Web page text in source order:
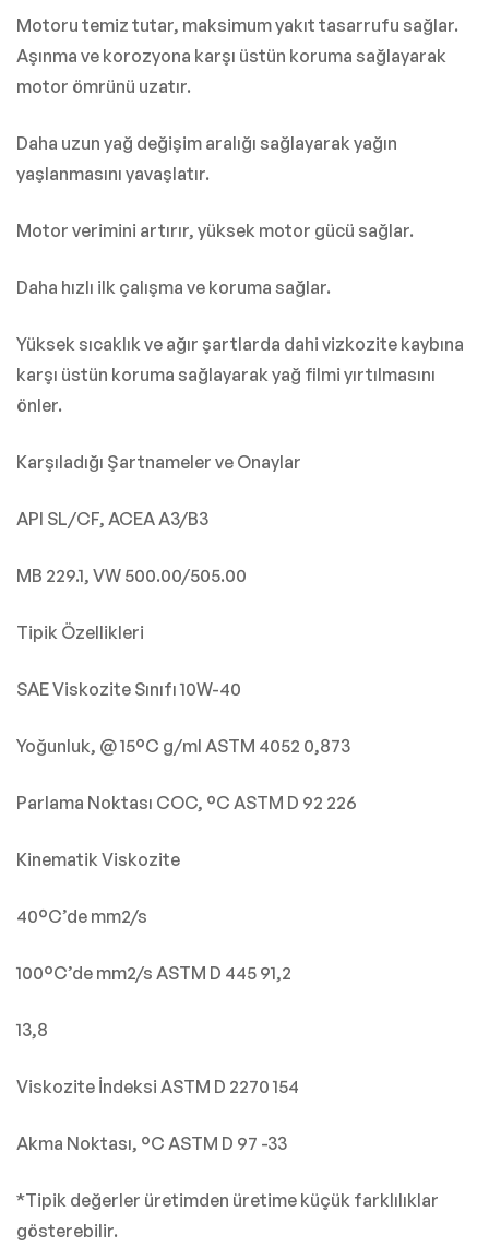
Motoru temiz tutar, maksimum yakıt tasarrufu sağlar.
Aşınma ve korozyona karşı üstün koruma sağlayarak
motor ömrünü uzatır.
Daha uzun yağ değişim aralığı sağlayarak yağın
yaşlanmasını yavaşlatır.
Motor verimini artırır, yüksek motor gücü sağlar.
Daha hızlı ilk çalışma ve koruma sağlar.
Yüksek sıcaklık ve ağır şartlarda dahi vizkozite kaybına
karşı üstün koruma sağlayarak yağ filmi yırtılmasını
önler.
Karşıladığı Şartnameler ve Onaylar
API SL/CF, ACEA A3/B3
MB 229.1, VW 500.00/505.00
Tipik Özellikleri
SAE Viskozite Sınıfı 10W-40
Yoğunluk, @ 15°C g/ml ASTM 4052 0,873
Parlama Noktası COC, °C ASTM D 92 226
Kinematik Viskozite
40°C’de mm2/s
100°C’de mm2/s ASTM D 445 91,2
13,8
Viskozite İndeksi ASTM D 2270 154
Akma Noktası, °C ASTM D 97 -33
*Tipik değerler üretimden üretime küçük farklılıklar
gösterebilir.